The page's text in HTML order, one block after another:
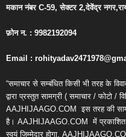
मकान नंबरC-59,सेक्टर2,देवेंद्र नगर,
फ़ोन न. : 9982192094
Email :
“समाचार से सम्बंधित किसी भी तरह के
द्वारा प्रस्तुत सामग्री ( समाचार / फोटो /
AAJHIJAAGO.COM इस तरह की
है। AAJHIJAAGO.COM में
स्वयं जिम्मेदार होगा,